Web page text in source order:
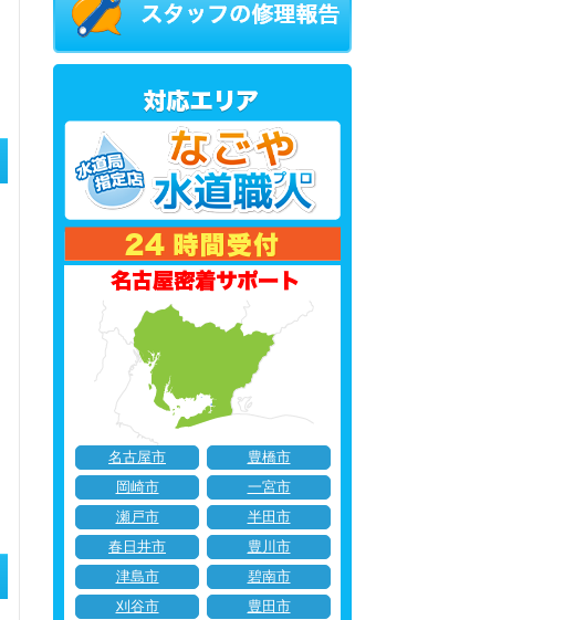
名古屋市
豊橋市
岡崎市
一宮市
瀬戸市
半田市
春日井市
豊川市
津島市
碧南市
刈谷市
豊田市